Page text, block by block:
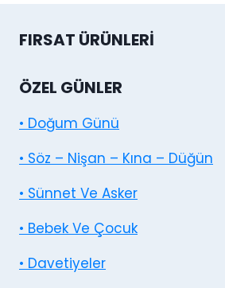
FIRSAT ÜRÜNLERI
ÖZEL GÜNLER
• Doğum Günü
• Söz – Nişan – Kına – Düğün
• Sünnet Ve Asker
• Bebek Ve Çocuk
• Davetiyeler